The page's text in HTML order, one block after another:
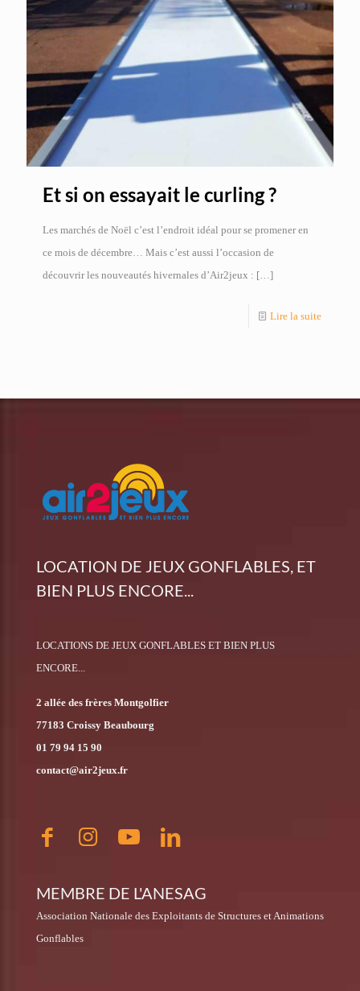
Et si on essayait le curling ?
Les marchés de Noël c’est l’endroit idéal pour se promener en
ce mois de décembre… Mais c’est aussi l’occasion de
découvrir les nouveautés hivernales d’Air2jeux : […]
Lire la suite
LOCATION DE JEUX GONFLABLES, ET
BIEN PLUS ENCORE...
LOCATIONS DE JEUX GONFLABLES ET BIEN PLUS
ENCORE...
2 allée des frères Montgolfier
77183 Croissy Beaubourg
01 79 94 15 90
contact@air2jeux.fr
MEMBRE DE L'ANESAG
Association Nationale des Exploitants de Structures et Animations
Gonflables